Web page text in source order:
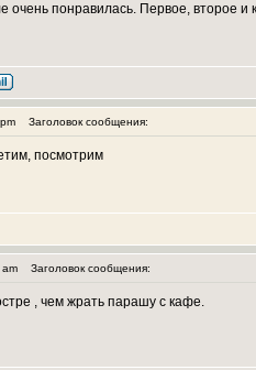
очень понравилась. Первое, второе и
Заголовок сообщения:
посмотрим
Заголовок сообщения:
, чем жрать парашу с кафе.